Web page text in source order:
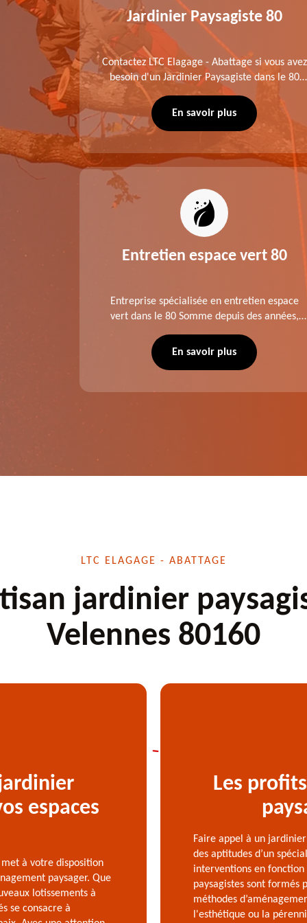
fait
jardinier
.
des
80
,
dans
Jardinier Paysagiste 80
Contactez LTC Elagage - Abattage si vous avez
besoin d'un Jardinier Paysagiste dans le 80
Somme. Chaque intervention est exécutée
selon les normes en vigueur. Découvrez un
extérieur exceptionnel grâce à notre équipe.
En savoir plus
Entretien espace vert 80
Entreprise spécialisée en entretien espace
vert dans le 80 Somme depuis des années,
d'élagage, d'abattage d'arbres, de
dessouchage et autre. Devis offert.
En savoir plus
LTC ELAGAGE - ABATTAGE
jardinier
Velennes 80160
espaces
met à votre disposition
paysager. Que
lotissements à
se consacre à
Les
Faire appel à un
des aptitudes d’un
interventions en fonction
paysagistes sont formés
méthodes
l'esthétique ou la